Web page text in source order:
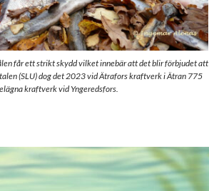
får ett strikt skydd vilket innebär att det blir förbjudet att
(SLU) dog det 2023 vid Ätrafors kraftverk i Ätran 775
kraftverk vid Yngeredsfors.